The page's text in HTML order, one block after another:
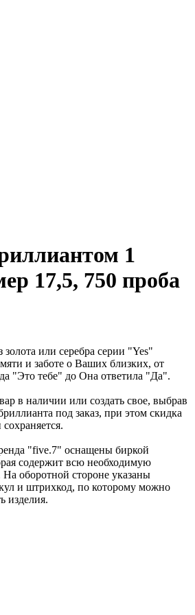
1
17,5, 750 проба
или серебра серии "Yes"
и заботе о Ваших близких, от
"Это тебе" до Она ответила "Да".
в наличии или создать свое, выбрав
под заказ, при этом скидка
"five.7" оснащены биркой
содержит всю необходимую
оборотной стороне указаны
и штрихкод, по которому можно
изделия.